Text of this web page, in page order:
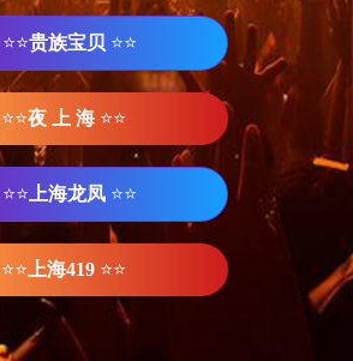
⭐⭐贵族宝贝 ⭐⭐
⭐⭐夜 上 海 ⭐⭐
⭐⭐ 上海龙凤 ⭐⭐
⭐⭐ 上海419 ⭐⭐